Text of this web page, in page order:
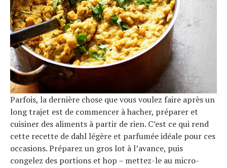
Parfois, la dernière chose que vous voulez faire après un
long trajet est de commencer à hacher, préparer et
cuisiner des aliments à partir de rien. C’est ce qui rend
cette recette de dahl légère et parfumée idéale pour ces
occasions. Préparez un gros lot à l’avance, puis
congelez des portions et hop – mettez-le au micro-